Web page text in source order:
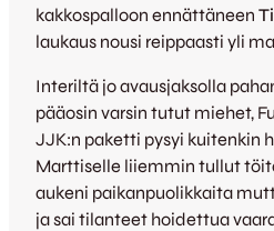
kakkospalloon ennättäneen
laukaus nousi reippaasti yli
Interiltä jo avausjaksolla
pääosin varsin tutut miehet,
JJK:n paketti pysyi kuitenkin
Marttiselle liiemmin tullut
aukeni paikanpuolikkaita
ja sai tilanteet hoidettua